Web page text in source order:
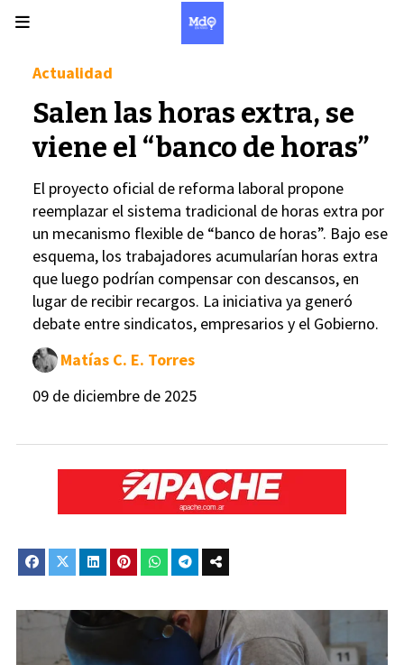
Salen las horas extra, se
viene el “banco de horas”
El proyecto oficial de reforma laboral propone
reemplazar el sistema tradicional de horas extra por
un mecanismo flexible de “banco de horas”. Bajo ese
esquema, los trabajadores acumularían horas extra
que luego podrían compensar con descansos, en
lugar de recibir recargos. La iniciativa ya generó
debate entre sindicatos, empresarios y el Gobierno.
Actualidad
09 de diciembre de 2025
Matías C. E. Torres